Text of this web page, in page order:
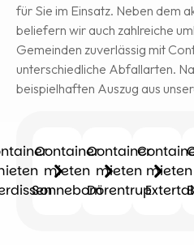
für Sie im Einsatz. Neben dem
beliefern wir auch zahlreiche
Gemeinden zuverlässig mit
unterschiedliche Abfallarten.
beispielhaften Auszug aus
Container
mieten
Sonneborn
Container
mieten
Dörentrup
mieten
Extertal